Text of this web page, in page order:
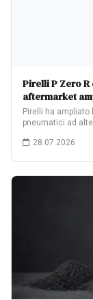
Pirelli P Zero
aftermarket
Pirelli ha
pneumatici ad
28.07.2026